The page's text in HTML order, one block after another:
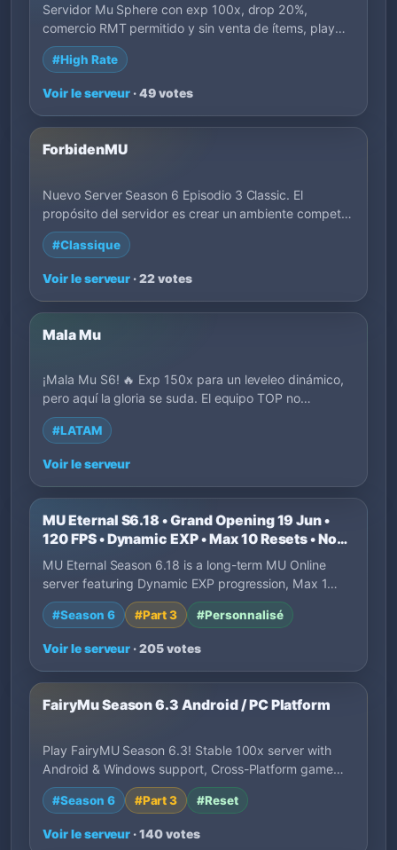
Servidor Mu Sphere con exp 100x, drop 20%,
comercio RMT permitido y sin venta de ítems, play
to…
#High Rate
Voir le serveur · 49 votes
ForbidenMU
Nuevo Server Season 6 Episodio 3 Classic. El
propósito del servidor es crear un ambiente compet…
#Classique
Voir le serveur · 22 votes
Mala Mu
¡Mala Mu S6! 🔥 Exp 150x para un leveleo dinámico,
pero aquí la gloria se suda. El equipo TOP no…
#LATAM
Voir le serveur
MU Eternal S6.18 • Grand Opening 19 Jun •
120 FPS • Dynamic EXP • Max 10 Resets • No
P2W
MU Eternal Season 6.18 is a long-term MU Online
server featuring Dynamic EXP progression, Max 1…
#Season 6 #Part 3 #Personnalisé
Voir le serveur · 205 votes
FairyMu Season 6.3 Android / PC Platform
Play FairyMU Season 6.3! Stable 100x server with
Android & Windows support, Cross-Platform game…
#Season 6 #Part 3 #Reset
Voir le serveur · 140 votes